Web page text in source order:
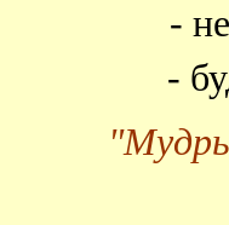
-
-